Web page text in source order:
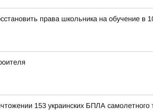
права школьника на обучение в
153 украинских БПЛА